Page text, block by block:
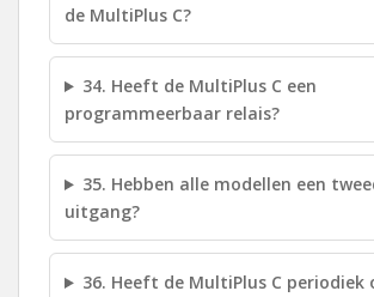
de MultiPlus C?
34. Heeft de MultiPlus C een
programmeerbaar relais?
35. Hebben alle modellen een
uitgang?
36. Heeft de MultiPlus C periodiek